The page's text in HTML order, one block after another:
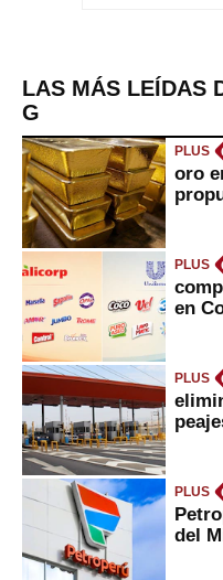
LAS MÁS LEÍDAS
G
PLUS
oro
PLUS
en
PLUS
PLUS
del